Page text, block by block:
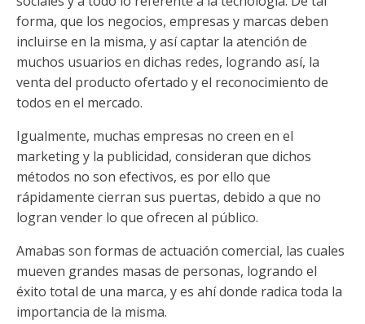
forma, que los negocios, empresas y marcas deben
incluirse en la misma, y así captar la atención de
muchos usuarios en dichas redes, logrando así, la
venta del producto ofertado y el reconocimiento de
todos en el mercado.
Igualmente, muchas empresas no creen en el
marketing y la publicidad, consideran que dichos
métodos no son efectivos, es por ello que
rápidamente cierran sus puertas, debido a que no
logran vender lo que ofrecen al público.
Amabas son formas de actuación comercial, las cuales
mueven grandes masas de personas, logrando el
éxito total de una marca, y es ahí donde radica toda la
importancia de la misma.